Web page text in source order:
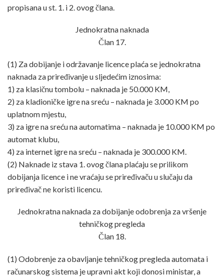
propisana u st. 1. i 2. ovog člana.
Jednokratna naknada
Član 17.
(1) Za dobijanje i održavanje licence plaća se jednokratna
naknada za priređivanje u sljedećim iznosima:
1) za klasičnu tombolu – naknada je 50.000 KM,
2) za kladioničke igre na sreću – naknada je 3.000 KM po
uplatnom mjestu,
3) za igre na sreću na automatima – naknada je 10.000 KM po
automat klubu,
4) za internet igre na sreću – naknada je 300.000 KM.
(2) Naknade iz stava 1. ovog člana plaćaju se prilikom
dobijanja licence i ne vraćaju se priređivaču u slučaju da
priređivač ne koristi licencu.
Jednokratna naknada za dobijanje odobrenja za vršenje
tehničkog pregleda
Član 18.
(1) Odobrenje za obavljanje tehničkog pregleda automata i
računarskog sistema je upravni akt koji donosi ministar, a